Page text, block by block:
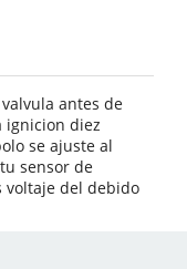
antes de
ignicion diez
se ajuste al
sensor de
voltaje del debido